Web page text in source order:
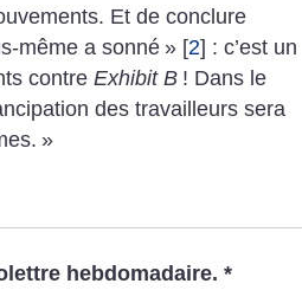
Et de conclure
même a sonné » [2] : c’est un
contre Exhibit B ! Dans le
des travailleurs sera
»
hebdomadaire. *